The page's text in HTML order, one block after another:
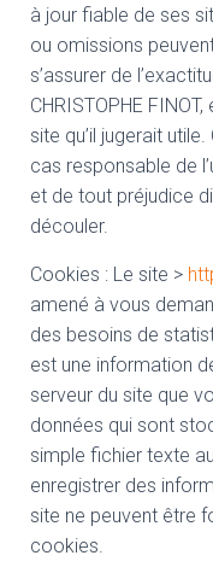
à jour fiable de ses
ou omissions
s’assurer de
CHRISTOPHE
site qu’il jugerait utile.
cas responsable de
et de tout préjudice
découler.
Cookies : Le site >
amené à vous
des besoins de
est une information
serveur du site que
données qui sont
simple fichier texte
enregistrer des
site ne peuvent être
cookies.